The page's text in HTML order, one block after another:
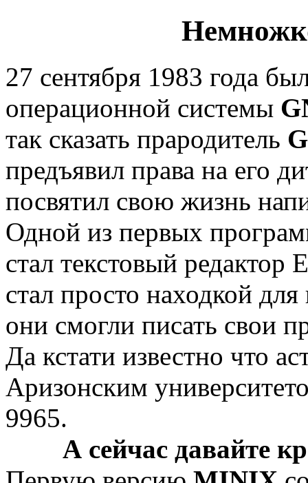
27 сентября 1983 года
операционной системы
так сказать прародитель
предъявил права на его
посвятил свою жизнь
Одной из первых
стал текстовый редактор
стал просто находкой
они смогли писать свои
Да кстати известно что
Аризонским
9965.
А сейчас давайте